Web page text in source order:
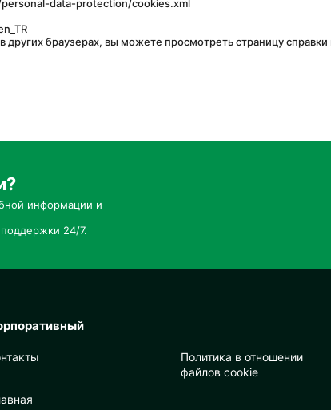
data-protection/cookies.xml
информации и
24/7.
Политика в отношении
файлов cookie